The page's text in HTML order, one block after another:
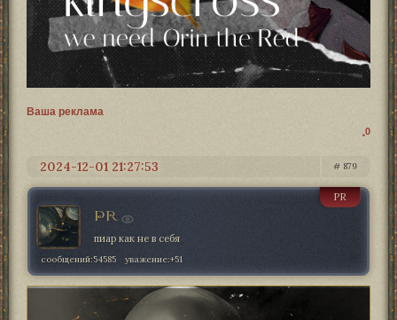
Ваша реклама
0
879
2024-12-01 21:27:53
PR
PR
пиар как не в себя
сообщений:54585 уважение:+51